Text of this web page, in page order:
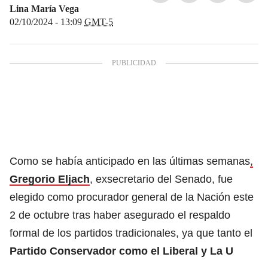
Lina María Vega
02/10/2024 - 13:09 GMT-5
Como se había anticipado en las últimas semanas,
Gregorio Eljach, exsecretario del Senado, fue
elegido como procurador general de la Nación este
2 de octubre tras haber asegurado el respaldo
formal de los partidos tradicionales, ya que tanto el
Partido Conservador como el Liberal y La U